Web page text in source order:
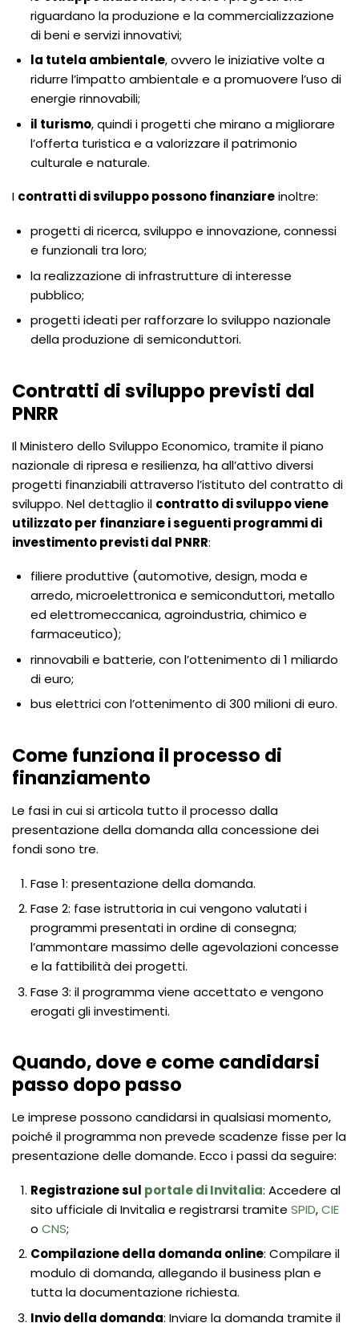
riguardano la produzione e la commercializzazione
di beni e servizi innovativi;
la tutela ambientale, ovvero le iniziative volte a
ridurre l’impatto ambientale e a promuovere l’uso di
energie rinnovabili;
il turismo, quindi i progetti che mirano a migliorare
l’offerta turistica e a valorizzare il patrimonio
culturale e naturale.
I contratti di sviluppo possono finanziareinoltre:
progetti di ricerca, sviluppo e innovazione, connessi
e funzionali tra loro;
la realizzazione di infrastrutture di interesse
pubblico;
progetti ideati per rafforzare lo sviluppo nazionale
della produzione di semiconduttori.
Contratti di sviluppo previsti dal
PNRR
Il Ministero dello Sviluppo Economico, tramite il piano
nazionale di ripresa e resilienza, ha all’attivo diversi
progetti finanziabili attraverso l’istituto del contratto di
sviluppo. Nel dettaglio il contratto di sviluppo viene
utilizzato per finanziare i seguenti programmi di
investimento previsti dal PNRR:
filiere produttive (automotive, design, moda e
arredo, microelettronica e semiconduttori, metallo
ed elettromeccanica, agroindustria, chimico e
farmaceutico);
rinnovabili e batterie, con l’ottenimento di 1 miliardo
di euro;
bus elettrici con l’ottenimento di 300 milioni di euro.
Come funziona il processo di
finanziamento
Le fasi in cui si articola tutto il processo dalla
presentazione della domanda alla concessione dei
fondi sono tre.
Fase 1: presentazione della domanda.
Fase 2: fase istruttoria in cui vengono valutati i
programmi presentati in ordine di consegna;
l’ammontare massimo delle agevolazioni concesse
e la fattibilità dei progetti.
Fase 3: il programma viene accettato e vengono
erogati gli investimenti.
Quando, dove e come candidarsi
passo dopo passo
Le imprese possono candidarsi in qualsiasi momento,
poiché il programma non prevede scadenze fisse per la
presentazione delle domande. Ecco i passi da seguire:
Registrazione sul portale di Invitalia: Accedere al
sito ufficiale di Invitalia e registrarsi tramite SPID,CIE
o CNS;
Compilazione della domanda online: Compilare il
modulo di domanda, allegando il business plan e
tutta la documentazione richiesta.
Invio della domanda: Inviare la domanda tramite il